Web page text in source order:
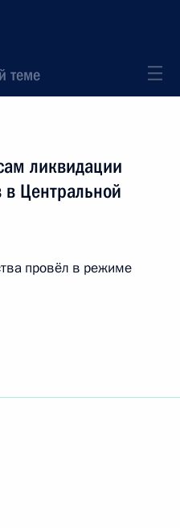
теме
ликвидации
в Центральной
провёл в режиме